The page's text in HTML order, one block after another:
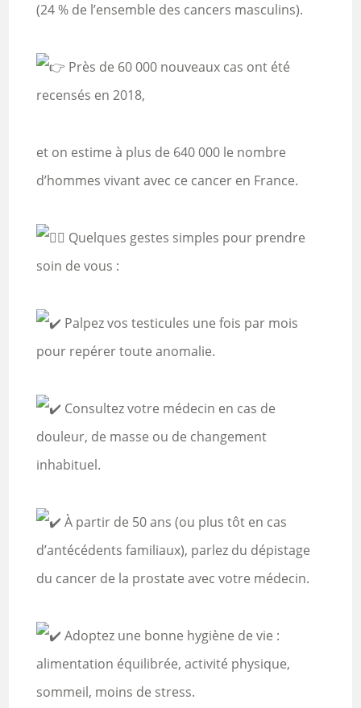
(24 % de l’ensemble des cancers masculins).
Près de 60 000 nouveaux cas ont été
recensés en 2018,
et on estime à plus de 640 000 le nombre
d’hommes vivant avec ce cancer en France.
Quelques gestes simples pour prendre
soin de vous :
Palpez vos testicules une fois par mois
pour repérer toute anomalie.
Consultez votre médecin en cas de
douleur, de masse ou de changement
inhabituel.
À partir de 50 ans (ou plus tôt en cas
d’antécédents familiaux), parlez du dépistage
du cancer de la prostate avec votre médecin.
Adoptez une bonne hygiène de vie :
alimentation équilibrée, activité physique,
sommeil, moins de stress.